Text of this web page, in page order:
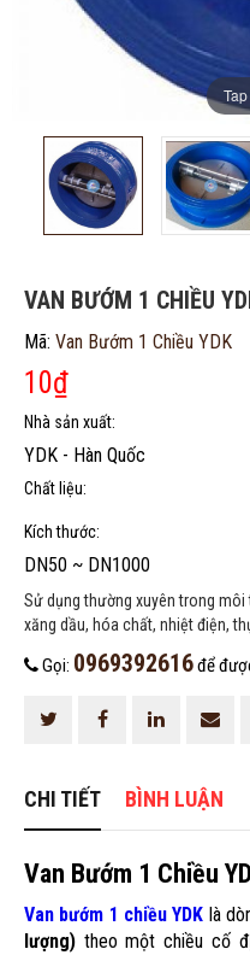
VAN BƯỚM 1 CHIỀU
Mã: Van Bướm 1 Chiều YDK
10₫
Nhà sản xuất:
YDK - Hàn Quốc
Chất liệu:
Kích thước:
DN50 ~ DN1000
Sử dụng thường xuyên trong
xăng dầu, hóa chất, nhiệt điện,
Gọi: 0969392616để
CHI TIẾT BÌNH LUẬN
Van Bướm 1 Chiều
Van bướm 1 chiều YDK là
lượng) theo một chiều cố
ĐĂNG KÝ
Đăng ký tư vấn trực